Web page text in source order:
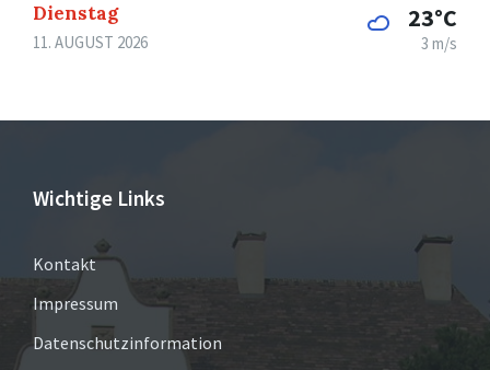
Dienstag
11. AUGUST 2026
23°C
3 m/s
Wichtige Links
Kontakt
Impressum
Datenschutzinformation